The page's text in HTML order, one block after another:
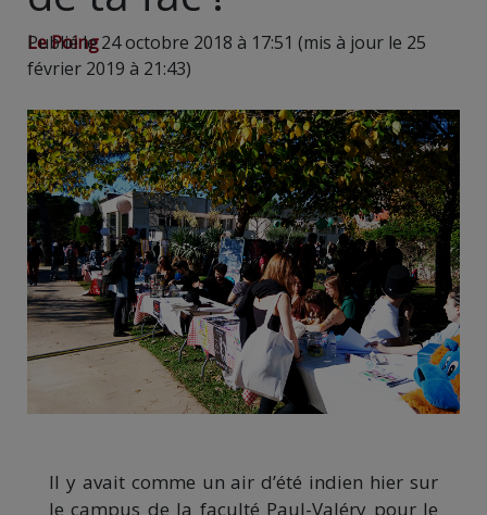
Le Poing
Publié le 24 octobre 2018 à 17:51 (mis à jour le 25
février 2019 à 21:43)
Il y avait comme un air d’été indien hier sur
le campus de la faculté Paul-Valéry pour le